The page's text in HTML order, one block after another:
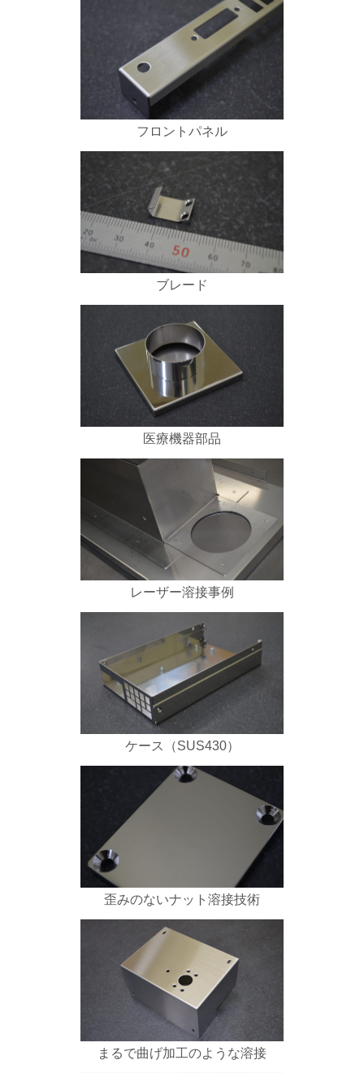
フロントパネル
ブレード
医療機器部品
レーザー溶接事例
ケース（SUS430）
歪みのないナット溶接技術
まるで曲げ加工のような溶接